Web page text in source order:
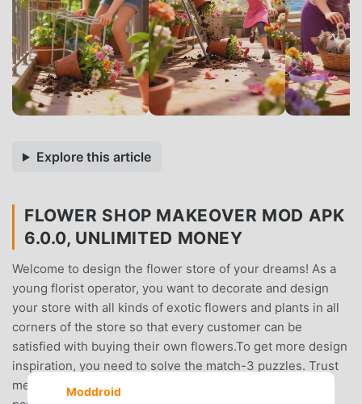
Explore this article
FLOWER SHOP MAKEOVER MOD APK
6.0.0, UNLIMITED MONEY
Welcome to design the flower store of your dreams! As a
young florist operator, you want to decorate and design
your store with all kinds of exotic flowers and plants in all
corners of the store so that every customer can be
satisfied with buying their own flowers.To get more design
inspiration, you need to solve the match-3 puzzles. Trust
me, the match-3 part is just as exciting as the building
Moddroid